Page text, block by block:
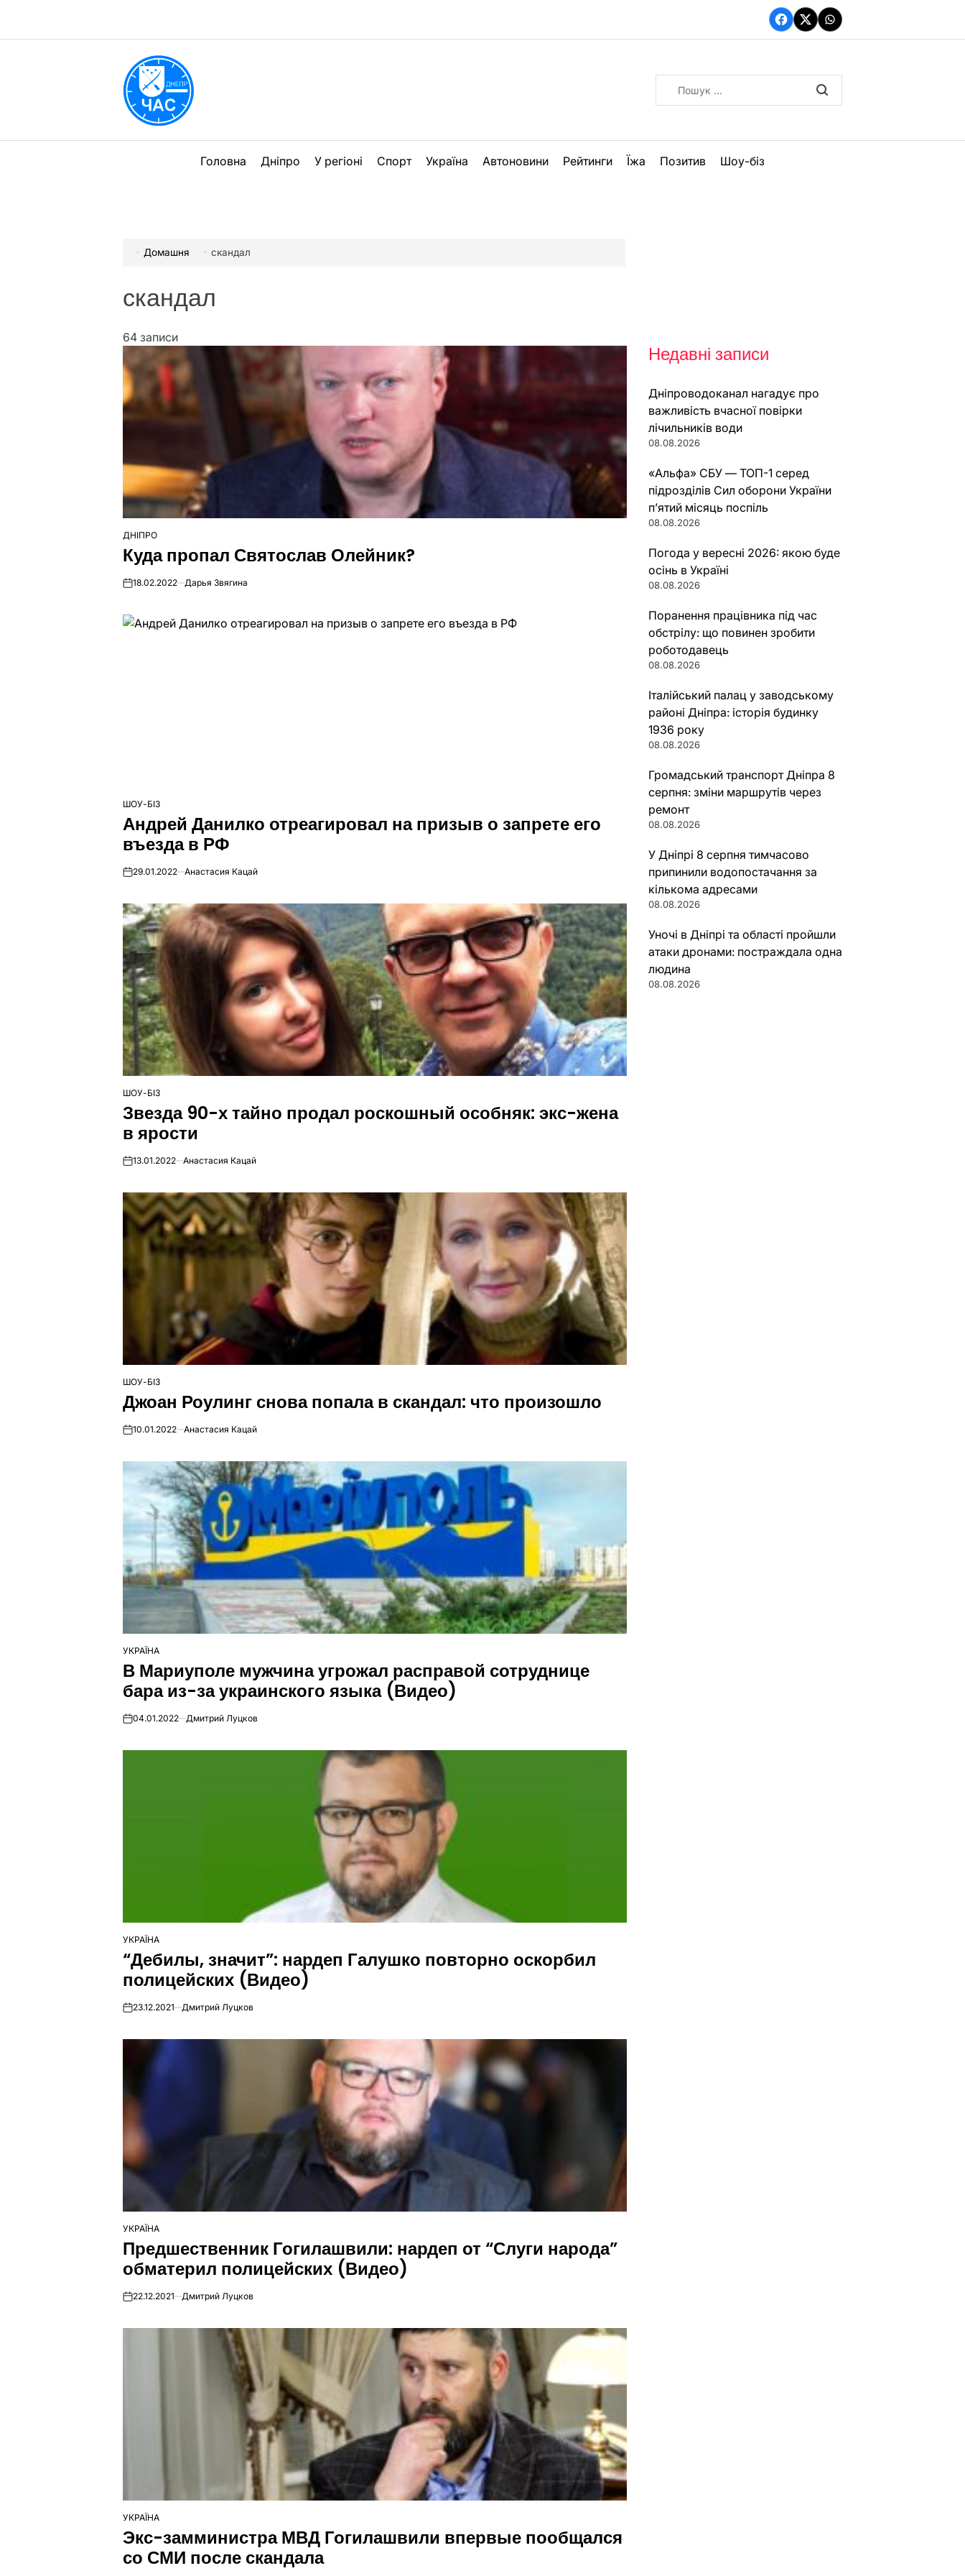
вмісту
Facebook
TwitterWhatsApp
Головна Дніпро У регіоні Спорт Україна Автоновини Рейтинги Їжа Позитив Шоу-біз
Домашня скандал
скандал
64 записи
ОПУБЛІКУВАТИ
У
ДНІПРО
Куда пропал Святослав Олейник?
on18.02.2022 Дарья Звягина
ОПУБЛІКУВАТИ
У
ШОУ-БІЗ
Андрей Данилко отреагировал на призыв о запрете его
въезда в РФ
on29.01.2022 Анастасия Кацай
ОПУБЛІКУВАТИ
У
ШОУ-БІЗ
Звезда 90-х тайно продал роскошный особняк: экс-жена
в ярости
on13.01.2022 Анастасия Кацай
ОПУБЛІКУВАТИ
У
ШОУ-БІЗ
Джоан Роулинг снова попала в скандал: что произошло
on10.01.2022 Анастасия Кацай
ОПУБЛІКУВАТИ
У
УКРАЇНА
В Мариуполе мужчина угрожал расправой сотруднице
бара из-за украинского языка (Видео)
on04.01.2022 Дмитрий Луцков
ОПУБЛІКУВАТИ
У
УКРАЇНА
“Дебилы, значит”: нардеп Галушко повторно оскорбил
полицейских (Видео)
on23.12.2021 Дмитрий Луцков
ОПУБЛІКУВАТИ
У
УКРАЇНА
Предшественник Гогилашвили: нардеп от “Слуги народа”
обматерил полицейских (Видео)
on22.12.2021 Дмитрий Луцков
ОПУБЛІКУВАТИ
У
УКРАЇНА
Экс-замминистра МВД Гогилашвили впервые пообщался
со СМИ после скандала
Недавні записи
Дніпроводоканал нагадує про
важливість вчасної повірки
лічильників води
08.08.2026
«Альфа» СБУ — ТОП-1 серед
підрозділів Сил оборони України
п’ятий місяць поспіль
08.08.2026
Погода у вересні 2026: якою буде
осінь в Україні
08.08.2026
Поранення працівника під час
обстрілу: що повинен зробити
роботодавець
08.08.2026
Італійський палац у заводському
районі Дніпра: історія будинку
1936 року
08.08.2026
Громадський транспорт Дніпра 8
серпня: зміни маршрутів через
ремонт
08.08.2026
У Дніпрі 8 серпня тимчасово
припинили водопостачання за
кількома адресами
08.08.2026
Уночі в Дніпрі та області пройшли
атаки дронами: постраждала одна
людина
08.08.2026